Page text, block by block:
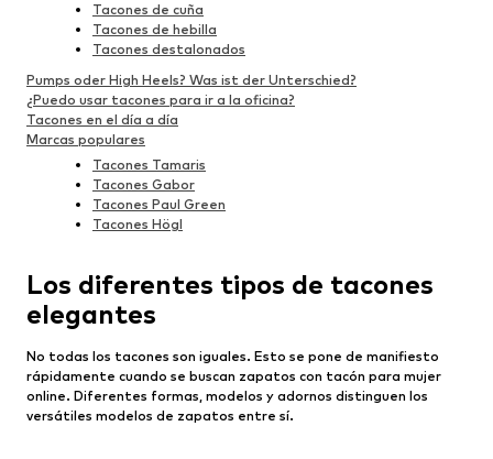
Tacones de cuña
Tacones de hebilla
Tacones destalonados
Pumps oder High Heels? Was ist der Unterschied?
¿Puedo usar tacones para ir a la oficina?
Tacones en el día a día
Marcas populares
Tacones Tamaris
Tacones Gabor
Tacones Paul Green
Tacones Högl
Los diferentes tipos de tacones
elegantes
No todas los tacones son iguales. Esto se pone de manifiesto
rápidamente cuando se buscan zapatos con tacón para mujer
online. Diferentes formas, modelos y adornos distinguen los
versátiles modelos de zapatos entre sí.